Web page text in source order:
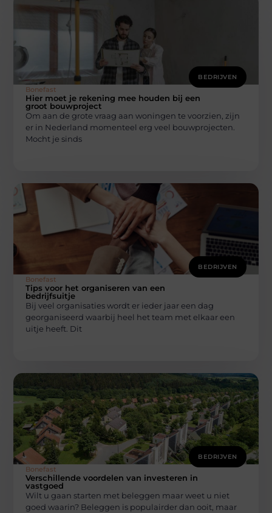
BEDRIJVEN
Bonefast
Hier moet je rekening mee houden bij een
groot bouwproject
Om aan de grote vraag aan woningen te voorzien, zijn
er in Nederland momenteel erg veel bouwprojecten.
Mocht je sinds
BEDRIJVEN
Bonefast
Tips voor het organiseren van een
bedrijfsuitje
Bij veel organisaties wordt er ieder jaar een dag
georganiseerd waarbij heel het team met elkaar een
uitje heeft. Dit
BEDRIJVEN
Bonefast
Verschillende voordelen van investeren in
vastgoed
Wilt u gaan starten met beleggen maar weet u niet
goed waarin? Beleggen is populairder dan ooit, maar